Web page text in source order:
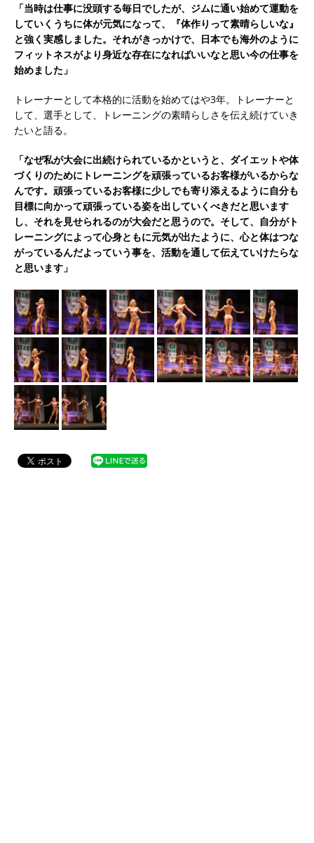
「当時は仕事に没頭する毎日でしたが、ジムに通い始めて運動を
していくうちに体が元気になって、『体作りって素晴らしいな』
と強く実感しました。それがきっかけで、日本でも海外のように
フィットネスがより身近な存在になればいいなと思い今の仕事を
始めました」
トレーナーとして本格的に活動を始めてはや3年。トレーナーと
して、選手として、トレーニングの素晴らしさを伝え続けていき
たいと語る。
「なぜ私が大会に出続けられているかというと、ダイエットや体
づくりのためにトレーニングを頑張っているお客様がいるからな
んです。頑張っているお客様に少しでも寄り添えるように自分も
目標に向かって頑張っている姿を出していくべきだと思います
し、それを見せられるのが大会だと思うので。そして、自分がト
レーニングによって心身ともに元気が出たように、心と体はつな
がっているんだよっていう事を、活動を通して伝えていけたらな
と思います」